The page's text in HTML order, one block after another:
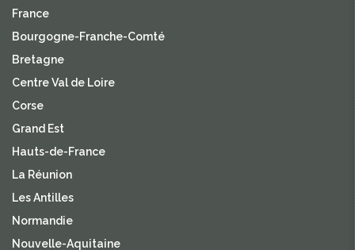
France
Bourgogne-Franche-Comté
Bretagne
Centre Val de Loire
Corse
Grand Est
Hauts-de-France
La Réunion
Les Antilles
Normandie
Nouvelle-Aquitaine